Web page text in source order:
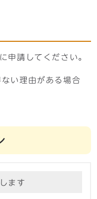
申請してください。
い理由がある場合
ます